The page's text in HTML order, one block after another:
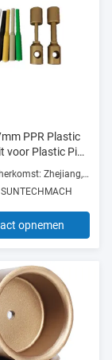
PPR Plastic
voor Plastic Pipe
Plaats van herkomst: Zhejiang, China
opnemen